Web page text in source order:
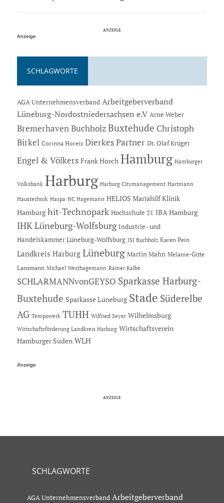
Anzeige
SCHLAGWORTE
AGA Unternehmensverband Arbeitgeberverband
Lüneburg-Nordostniedersachsen e.V Arne Weber
Bremerhaven Buchholz Buxtehude Christoph
Birkel Corinna Horeis Dierkes Partner Dr. Olaf Krüger
Engel & Völkers Frank Horch Hamburg Hamburger
Volksbank Harburg Harburg Citymanagement Hartmann
Haustechnik Haspa HC Hagemann HELIOS Mariahilf Klinik
Hamburg hit-Technopark Hochschule 21 IBA Hamburg
IHK Lüneburg-Wolfsburg Industrie- und
Handelskammer Lüneburg-Wolfsburg ISI Buchholz Karen Pein
Landkreis Harburg Lüneburg Martin Mahn Melanie-Gitte
Lansmann Michael Westhagemann Rainer Kalbe
SCHLARMANNvonGEYSO Sparkasse Harburg-
Buxtehude Sparkasse Lüneburg Stade Süderelbe
AG Tempowerk TUHH Wilfried Seyer Wilhelmsburg
Wirtschaftsförderung Landkreis Harburg Wirtschaftsverein
Hamburger Süden WLH
Anzeige
SCHLAGWORTE
AGA Unternehmensverband Arbeitgeberverband